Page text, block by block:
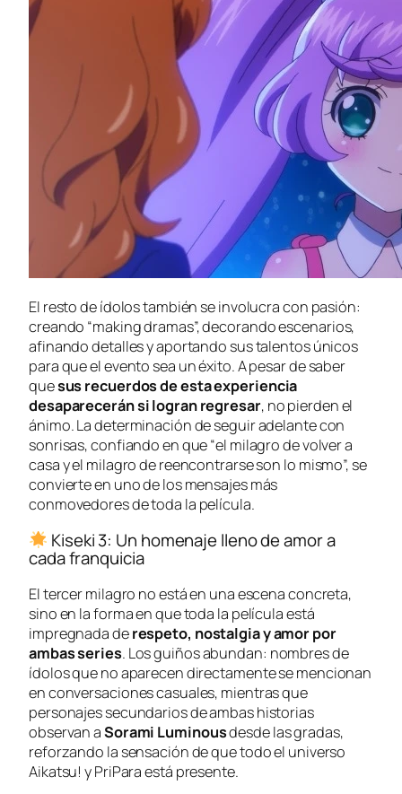
El resto de ídolos también se involucra con pasión:
creando “making dramas”, decorando escenarios,
afinando detalles y aportando sus talentos únicos
para que el evento sea un éxito. A pesar de saber
quesus recuerdos de esta experiencia
desaparecerán si logran regresar, no pierden el
ánimo. La determinación de seguir adelante con
sonrisas, confiando en que “el milagro de volver a
casa y el milagro de reencontrarse son lo mismo”, se
convierte en uno de los mensajes más
conmovedores de toda la película.
Kiseki 3: Un homenaje lleno de amor a
cada franquicia
El tercer milagro no está en una escena concreta,
sino en la forma en que toda la película está
impregnada derespeto, nostalgia y amor por
ambas series. Los guiños abundan: nombres de
ídolos que no aparecen directamente se mencionan
en conversaciones casuales, mientras que
personajes secundarios de ambas historias
observan aSorami Luminousdesde las gradas,
reforzando la sensación de que todo el universo
Aikatsu! yPriParaestá presente.